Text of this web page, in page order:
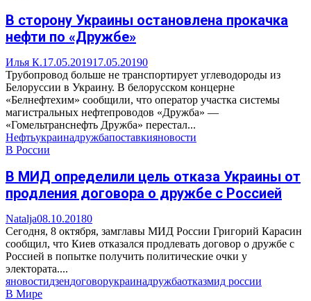
В сторону Украины остановлена прокачка
нефти по «Дружбе»
Илья К.17.05.201917.05.20190
Трубопровод больше не транспортирует углеводороды из
Белоруссии в Украину. В белорусском концерне
«Белнефтехим» сообщили, что оператор участка системы
магистральных нефтепроводов «Дружба» —
«Гомельтранснефть Дружба» перестал...
Нефтьукраинадружбапоставкияновости
В России
В МИД определили цель отказа Украины от
продления договора о дружбе с Россией
Natalja08.10.20180
Сегодня, 8 октября, замглавы МИД России Григорий Карасин
сообщил, что Киев отказался продлевать договор о дружбе с
Россией в попытке получить политические очки у
электората....
яновостидзендоговорукраинадружбаотказмид россии
В Мире